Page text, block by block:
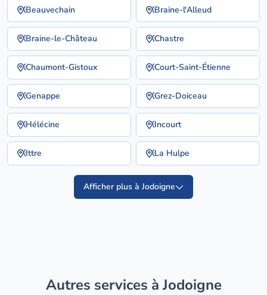
Beauvechain Braine-l'Alleud
Braine-le-Château Chastre
Chaumont-Gistoux Court-Saint-Étienne
Genappe Grez-Doiceau
Hélécine Incourt
Ittre La Hulpe
Afficher plus à Jodoigne
Autres services à Jodoigne